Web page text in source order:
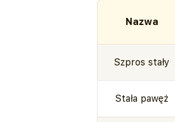
Nazwa
Szpros stały
Stała pawęż